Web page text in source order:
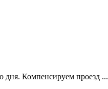
дня. Компенсируем проезд ...